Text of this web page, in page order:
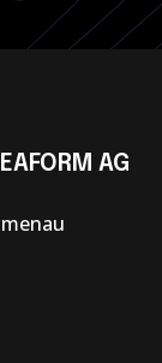
AG